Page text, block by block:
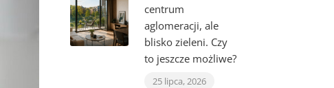
centrum
aglomeracji, ale
blisko zieleni. Czy
to jeszcze możliwe?
25 lipca, 2026